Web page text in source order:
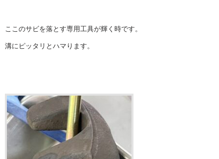
ここのサビを落とす専用工具が輝く時です。
溝にピッタリとハマります。